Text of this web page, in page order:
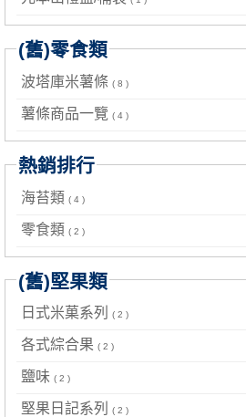
(舊)零食類
波塔庫米薯條 ( 8 )
薯條商品一覽 ( 4 )
熱銷排行
海苔類 ( 4 )
零食類 ( 2 )
(舊)堅果類
日式米菓系列 ( 2 )
各式綜合果 ( 2 )
鹽味 ( 2 )
堅果日記系列 ( 2 )